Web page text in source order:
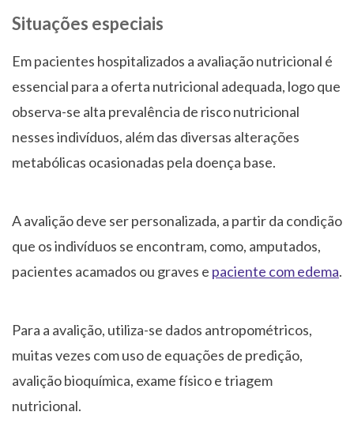
Situações especiais
Em pacientes hospitalizados a avaliação nutricional é
essencial para a oferta nutricional adequada, logo que
observa-se alta prevalência de risco nutricional
nesses indivíduos, além das diversas alterações
metabólicas ocasionadas pela doença base.
A avalição deve ser personalizada, a partir da condição
que os indivíduos se encontram, como, amputados,
pacientes acamados ou graves e paciente com edema.
Para a avalição, utiliza-se dados antropométricos,
muitas vezes com uso de equações de predição,
avalição bioquímica, exame físico e triagem
nutricional.